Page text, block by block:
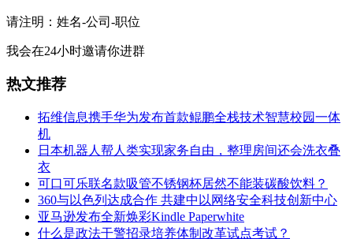
请注明：姓名-公司-职位
我会在24小时邀请你进群
热文推荐
拓维信息携手华为发布首款鲲鹏全栈技术智慧校园一体
机
日本机器人帮人类实现家务自由，整理房间还会洗衣叠
衣
可口可乐联名款吸管不锈钢杯居然不能装碳酸饮料？
360与以色列达成合作 共建中以网络安全科技创新中心
亚马逊发布全新焕彩Kindle Paperwhite
什么是政法干警招录培养体制改革试点考试？